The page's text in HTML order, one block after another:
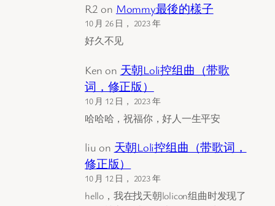
R2 on Mommy最後的樣子
10 月 26 日， 2023 年
好久不见
Ken on 天朝Loli控组曲（带歌
词，修正版）
10 月 12 日， 2023 年
哈哈哈，祝福你，好人一生平安
liu on 天朝Loli控组曲（带歌词，
修正版）
10 月 12 日， 2023 年
hello，我在找天朝lolicon组曲时发现了